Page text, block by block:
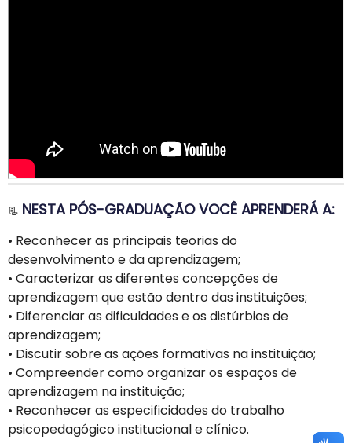
📃 NESTA PÓS-GRADUAÇÃO VOCÊ APRENDERÁ A:
• Reconhecer as principais teorias do
desenvolvimento e da aprendizagem;
• Caracterizar as diferentes concepções de
aprendizagem que estão dentro das instituições;
• Diferenciar as dificuldades e os distúrbios de
aprendizagem;
• Discutir sobre as ações formativas na instituição;
• Compreender como organizar os espaços de
aprendizagem na instituição;
• Reconhecer as especificidades do trabalho
psicopedagógico institucional e clínico.